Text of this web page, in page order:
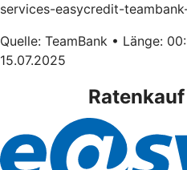
services-easycredit-
Quelle: TeamBank • Länge:
15.07.2025